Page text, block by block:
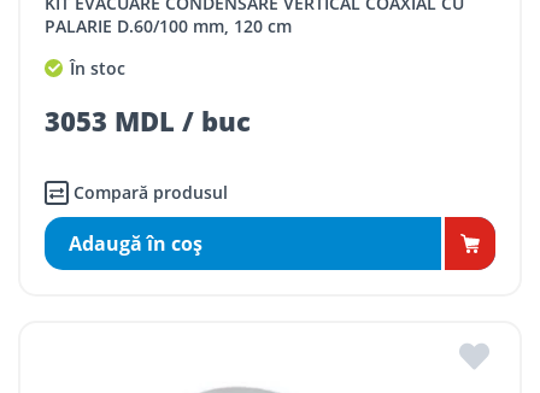
PALARIE D.60/100 mm, 120 cm
În stoc
3053 MDL / buc
Compară produsul
Adaugă în coş